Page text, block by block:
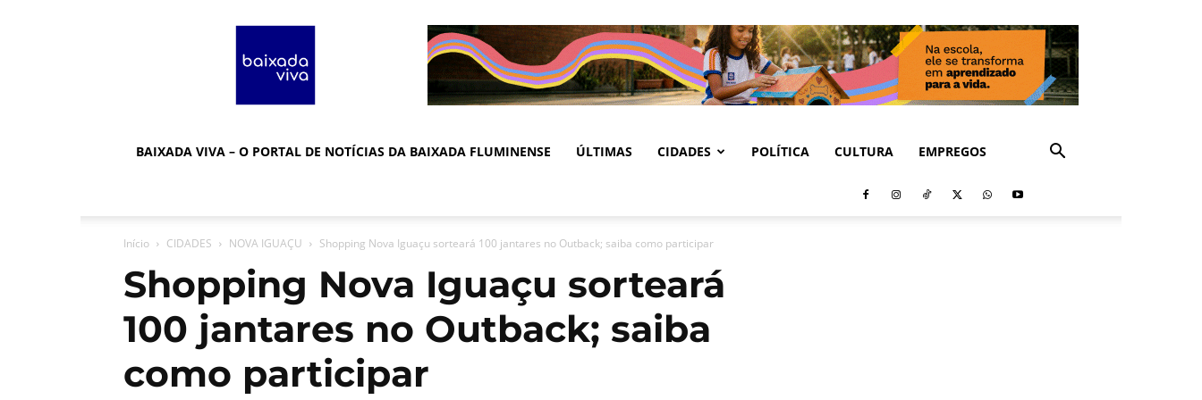
Viva
BAIXADA VIVA – O PORTAL DE NOTÍCIAS DA BAIXADA FLUMINENSE ÚLTIMAS CIDADES POLÍTICA CULTURA EMPREGOS
Início CIDADES NOVA IGUAÇU Shopping Nova Iguaçu sorteará 100 jantares no Outback; saiba como participar
Shopping Nova Iguaçu sorteará
100 jantares no Outback; saiba
como participar